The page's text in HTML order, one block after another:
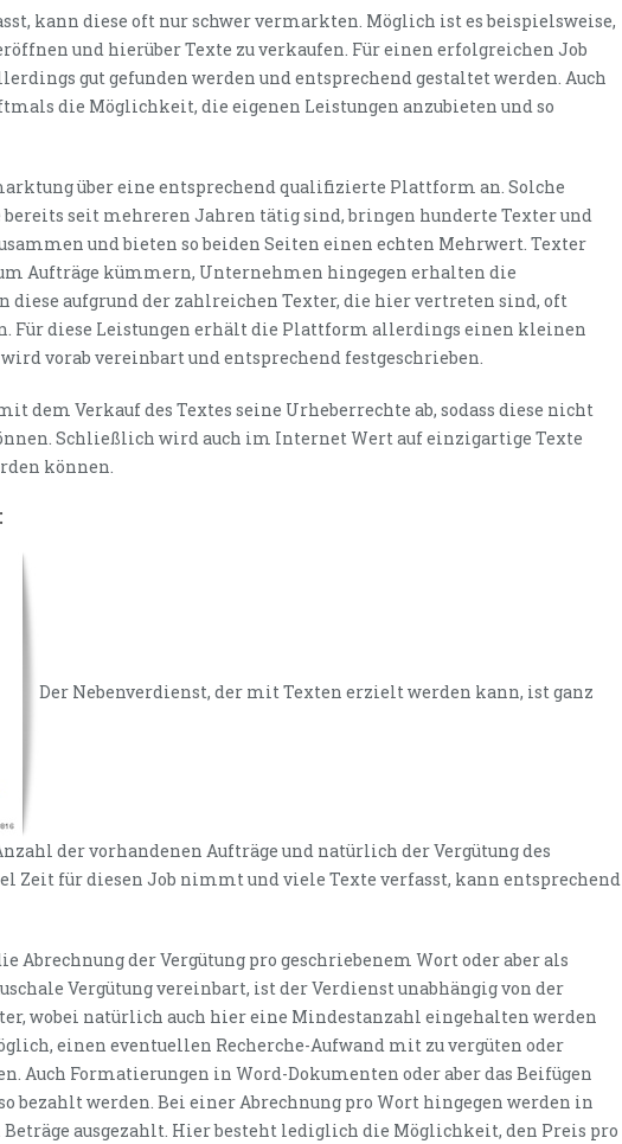
kann diese oft nur schwer vermarkten. Möglich ist es beispielsweise,
und hierüber Texte zu verkaufen. Für einen erfolgreichen Job
gut gefunden werden und entsprechend gestaltet werden. Auch
die Möglichkeit, die eigenen Leistungen anzubieten und so
über eine entsprechend qualifizierte Plattform an. Solche
seit mehreren Jahren tätig sind, bringen hunderte Texter und
und bieten so beiden Seiten einen echten Mehrwert. Texter
Aufträge kümmern, Unternehmen hingegen erhalten die
diese aufgrund der zahlreichen Texter, die hier vertreten sind, oft
Für diese Leistungen erhält die Plattform allerdings einen kleinen
vorab vereinbart und entsprechend festgeschrieben.
dem Verkauf des Textes seine Urheberrechte ab, sodass diese nicht
Schließlich wird auch im Internet Wert auf einzigartige Texte
können.
Der Nebenverdienst, der mit Texten erzielt werden kann, ist ganz
der vorhandenen Aufträge und natürlich der Vergütung des
Zeit für diesen Job nimmt und viele Texte verfasst, kann entsprechend
Abrechnung der Vergütung pro geschriebenem Wort oder aber als
Vergütung vereinbart, ist der Verdienst unabhängig von der
wobei natürlich auch hier eine Mindestanzahl eingehalten werden
einen eventuellen Recherche-Aufwand mit zu vergüten oder
Auch Formatierungen in Word-Dokumenten oder aber das Beifügen
bezahlt werden. Bei einer Abrechnung pro Wort hingegen werden in
ausgezahlt. Hier besteht lediglich die Möglichkeit, den Preis pro